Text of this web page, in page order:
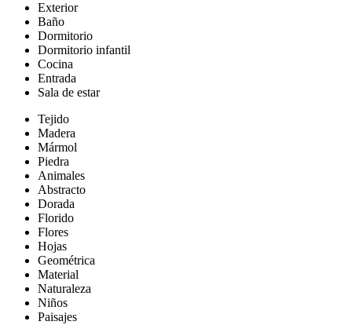
Exterior
Baño
Dormitorio
Dormitorio infantil
Cocina
Entrada
Sala de estar
Tejido
Madera
Mármol
Piedra
Animales
Abstracto
Dorada
Florido
Flores
Hojas
Geométrica
Material
Naturaleza
Niños
Paisajes